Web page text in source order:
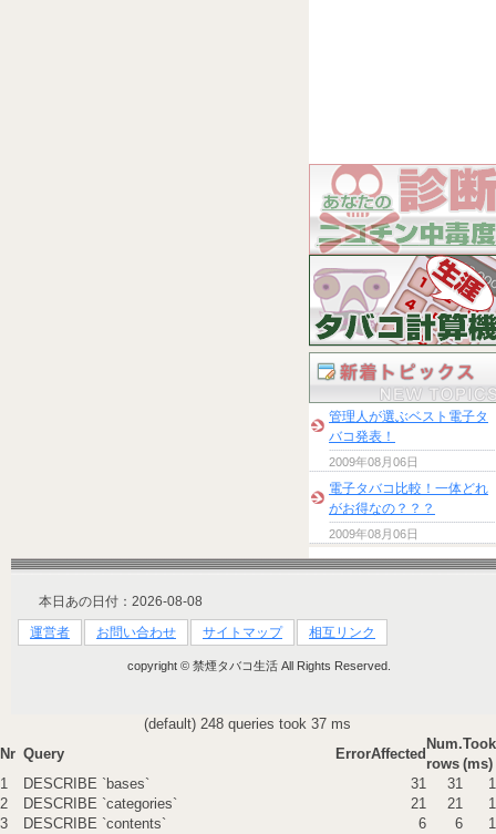
管理人が選ぶベスト電子タ
バコ発表！
2009年08月06日
電子タバコ比較！一体どれ
がお得なの？？？
2009年08月06日
本日あの日付：2026-08-08
運営者
お問い合わせ サイトマップ 相互リンク
copyright © 禁煙タバコ生活 All Rights Reserved.
(default) 248 queries took 37 ms
Nr Query ErrorAffected
Num.
rows
Took
(ms)
1
DESCRIBE `bases` 31 31
1
2
DESCRIBE `categories` 21 21
1
3
DESCRIBE `contents` 6 6
1